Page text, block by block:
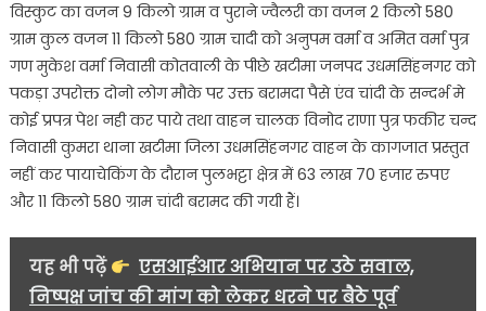
विस्कुट का वजन 9 किलो ग्राम व पुराने ज्वैलरी का वजन 2 किलो 580
ग्राम कुल वजन 11 किलो 580 ग्राम चादी को अनुपम वर्मा व अमित वर्मा पुत्र
गण मुकेश वर्मा निवासी कोतवाली के पीछे खटीमा जनपद उधमसिंहनगर को
पकड़ा उपरोक्त दोनो लोग मौके पर उक्त बरामदा पैसे एंव चांदी के सन्दर्भ मे
कोई प्रपत्र पेश नही कर पाये तथा वाहन चालक विनोद राणा पुत्र फकीर चन्द
निवासी कुमरा थाना खटीमा जिला उधमसिंहनगर वाहन के कागजात प्रस्तुत
नहीं कर पायाचेकिंग के दौरान पुलभट्टा क्षेत्र में 63 लाख 70 हजार रुपए
और 11 किलो 580 ग्राम चांदी बरामद की गयी हैं।
यह भी पढ़ें
एसआईआर अभियान पर उठे सवाल,
निष्पक्ष जांच की मांग को लेकर धरने पर बैठे पूर्व